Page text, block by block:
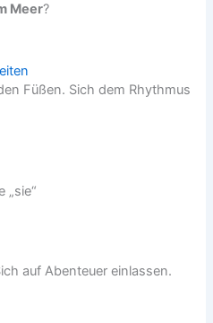
Meer?
Füßen. Sich dem Rhythmus
„sie“
auf Abenteuer einlassen.